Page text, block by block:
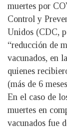
muertes por
Control y
Unidos (CDC,
“reducción de
vacunados, en
quienes
(más de 6
En el caso de
muertes en
vacunados fue